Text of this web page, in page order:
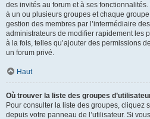
des invités au forum et à ses
à un ou plusieurs groupes et chaque
gestion des membres par l’intermédiaire
administrateurs de modifier rapidement les
à la fois, telles qu’ajouter des permissions
un forum privé.
Haut
Où trouver la liste des groupes
Pour consulter la liste des groupes, cliquez
depuis votre panneau de l’utilisateur. Si